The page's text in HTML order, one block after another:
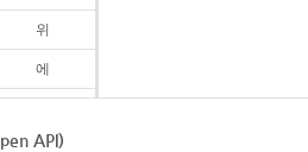
위
에
에
API)